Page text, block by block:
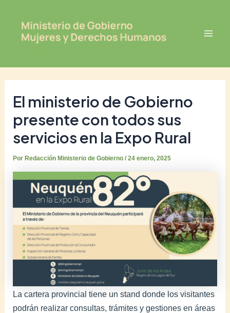
contenido
El ministerio de Gobierno
presente con todos sus
servicios en la Expo Rural
Por Redacción Ministerio de Gobierno/24 enero, 2025
La cartera provincial tiene un stand donde los visitantes
podrán realizar consultas, trámites y gestiones en áreas
navigation